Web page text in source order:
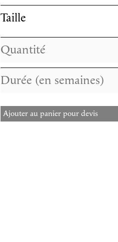
Taille
Ajouter au panier pour devis